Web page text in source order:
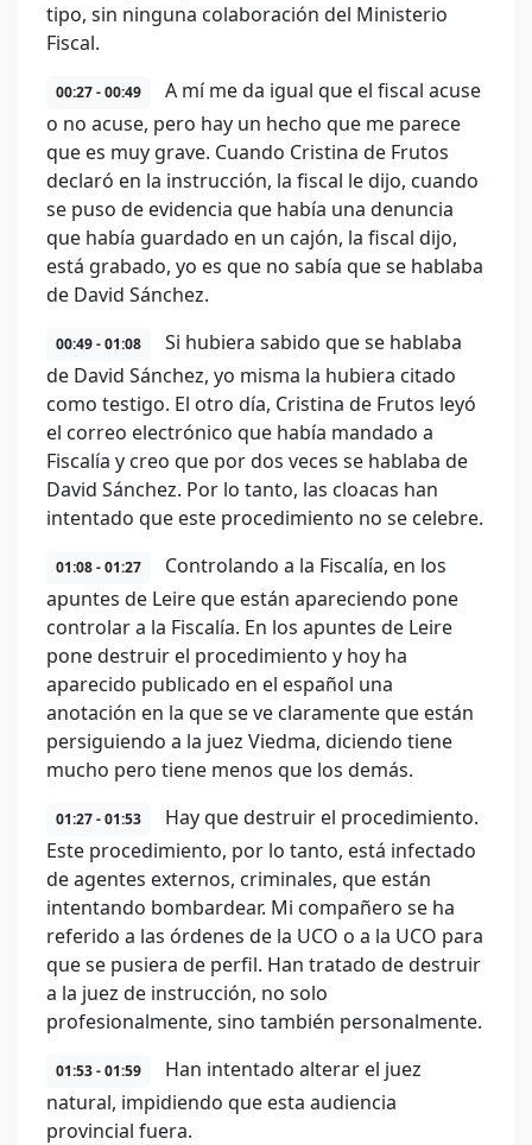
tipo, sin ninguna colaboración del Ministerio
Fiscal.
00:27 - 00:49
A mí me da igual que el fiscal acuse
o no acuse, pero hay un hecho que me parece
que es muy grave. Cuando Cristina de Frutos
declaró en la instrucción, la fiscal le dijo, cuando
se puso de evidencia que había una denuncia
que había guardado en un cajón, la fiscal dijo,
está grabado, yo es que no sabía que se hablaba
de David Sánchez.
00:49 - 01:08
Si hubiera sabido que se hablaba
de David Sánchez, yo misma la hubiera citado
como testigo. El otro día, Cristina de Frutos leyó
el correo electrónico que había mandado a
Fiscalía y creo que por dos veces se hablaba de
David Sánchez. Por lo tanto, las cloacas han
intentado que este procedimiento no se celebre.
01:08 - 01:27
Controlando a la Fiscalía, en los
apuntes de Leire que están apareciendo pone
controlar a la Fiscalía. En los apuntes de Leire
pone destruir el procedimiento y hoy ha
aparecido publicado en el español una
anotación en la que se ve claramente que están
persiguiendo a la juez Viedma, diciendo tiene
mucho pero tiene menos que los demás.
01:27 - 01:53
Hay que destruir el procedimiento.
Este procedimiento, por lo tanto, está infectado
de agentes externos, criminales, que están
intentando bombardear. Mi compañero se ha
referido a las órdenes de la UCO o a la UCO para
que se pusiera de perfil. Han tratado de destruir
a la juez de instrucción, no solo
profesionalmente, sino también personalmente.
01:53 - 01:59
Han intentado alterar el juez
natural, impidiendo que esta audiencia
provincial fuera.